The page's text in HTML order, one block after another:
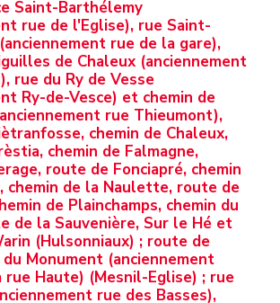
Saint-Barthélemy
rue de l'Eglise), rue Saint-
rue de la gare),
de Chaleux (anciennement
rue du Ry de Vesse
Ry-de-Vesce) et chemin de
rue Thieumont),
chemin de Chaleux,
chemin de Falmagne,
route de Fonciapré, chemin
chemin de la Naulette, route de
de Plainchamps, chemin du
de la Sauvenière, Sur le Hé et
(Hulsonniaux) ; route de
Monument (anciennement
Haute) (Mesnil-Eglise) ; rue
rue des Basses),